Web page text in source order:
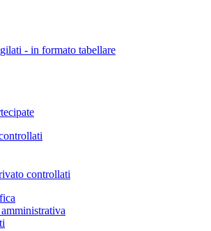
- in formato tabellare
controllati